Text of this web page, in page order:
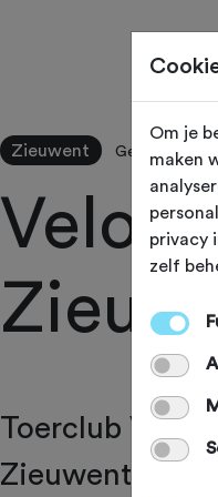
Zieuwent Gelderland
Toerclub
Zieuwent met
Om je
maken
privacy
zelf